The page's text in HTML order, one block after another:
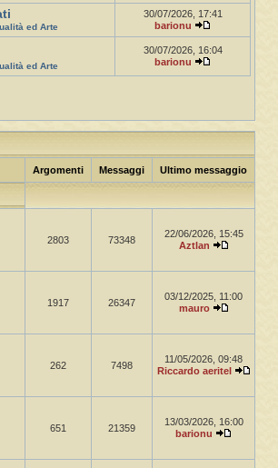
ed Arte
30/07/2026, 17:41
barionu
ed Arte
30/07/2026, 16:04
barionu
Argomenti Messaggi Ultimo messaggio
2803 73348
22/06/2026, 15:45
Aztlan
1917 26347
03/12/2025, 11:00
mauro
262 7498
11/05/2026, 09:48
Riccardo aeritel
651 21359
13/03/2026, 16:00
barionu